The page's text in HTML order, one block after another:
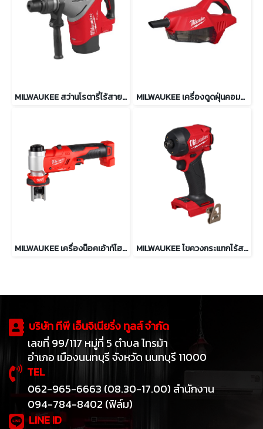
MILWAUKEE สว่านโรตารี่ไร้สาย 45 มม. SDS MAX รุ่น M18 FHACO745-0 MILWAUKEE เครื่องดูดฝุ่นคอมแพ็ค 750 มล. รุ่น M18 BLCV2-0
MILWAUKEE เครื่องน็อคเอ้าท์ไฮดรอลิค 6 ตัน รุ่น M18 HKP-0C MILWAUKEE ไขควงกระแทกไร้สาย ไฮดรอลิค 18V รุ่น M18 FQID2-0
บริษัท ทีพี เอ็นจิเนียริ่ง ทูลส์ จำกัด
เลขที่ 99/117 หมู่ที่ 5 ตำบล ไทรม้า
อำเภอ เมืองนนทบุรี จังหวัด นนทบุรี 11000
TEL
062-965-6663 (08.30-17.00) สำนักงาน
094-784-8402 (ฟิล์ม)
LINE ID